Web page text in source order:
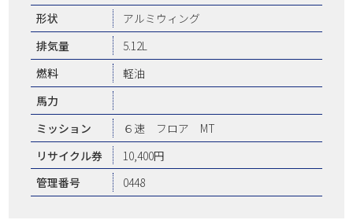
形状
アルミウィング
排気量
5.12L
燃料
軽油
馬力
ミッション
６速 フロア MT
リサイクル券
10,400円
管理番号
0448